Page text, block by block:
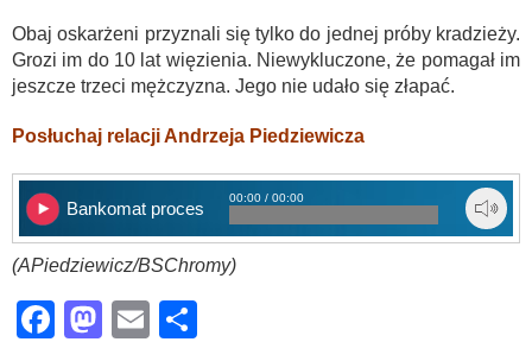
Obaj oskarżeni przyznali się tylko do jednej próby kradzieży.
Grozi im do 10 lat więzienia. Niewykluczone, że pomagał im
jeszcze trzeci mężczyzna. Jego nie udało się złapać.
Posłuchaj relacji Andrzeja Piedziewicza
Bankomat proces
00:00 / 00:00
(APiedziewicz/BSChromy)
Facebook
Mastodon
Email